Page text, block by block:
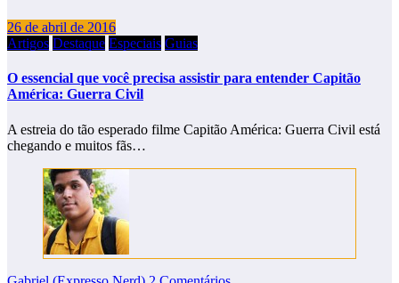
26 de abril de 2016
Artigos Destaque Especiais Guias
O essencial que você precisa assistir para entender Capitão
América: Guerra Civil
A estreia do tão esperado filme Capitão América: Guerra Civil está
chegando e muitos fãs…